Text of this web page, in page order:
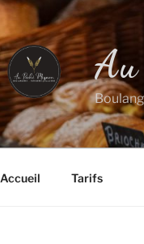
Accueil Tarifs